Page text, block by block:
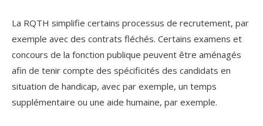
La RQTH simplifie certains processus de recrutement, par
exemple avec des contrats fléchés. Certains examens et
concours de la fonction publique peuvent être aménagés
afin de tenir compte des spécificités des candidats en
situation de handicap, avec par exemple, un temps
supplémentaire ou une aide humaine, par exemple.